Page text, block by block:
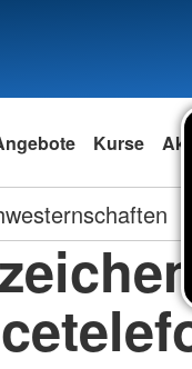
Kurse